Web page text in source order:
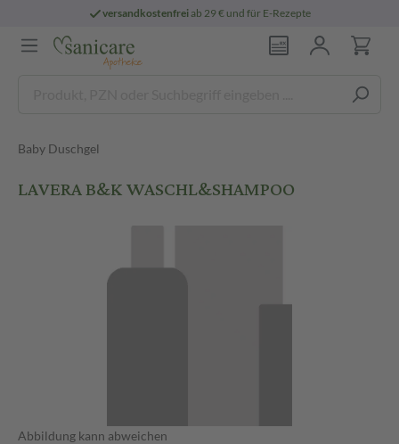
versandkostenfreiab 29 € und für E-Rezepte
Baby Duschgel
LAVERA B&K WASCHL&SHAMPOO
Abbildung kann abweichen